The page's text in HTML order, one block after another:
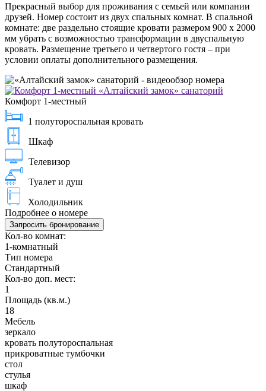
Прекрасный выбор для проживания с семьей или компании
друзей. Номер состоит из двух спальных комнат. В спальной
комнате: две раздельно стоящие кровати размером 900 х 2000
мм убрать с возможностью трансформации в двуспальную
кровать. Размещение третьего и четвертого гостя – при
условии оплаты дополнительного размещения.
Комфорт 1-местный
1 полутороспальная кровать
Шкаф
Телевизор
Туалет и душ
Холодильник
Подробнее о номере
Запросить бронирование
Кол-во комнат:
1-комнатный
Тип номера
Стандартный
Кол-во доп. мест:
1
Площадь (кв.м.)
18
Мебель
зеркало
кровать полутороспальная
прикроватные тумбочки
стол
стулья
шкаф